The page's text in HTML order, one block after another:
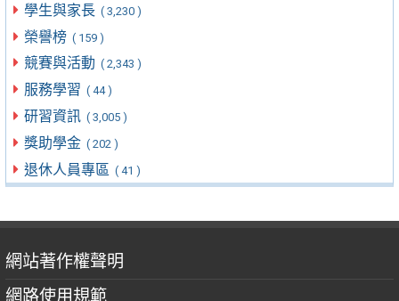
學生與家長 ( 3,230 )
榮譽榜 ( 159 )
競賽與活動 ( 2,343 )
服務學習 ( 44 )
研習資訊 ( 3,005 )
獎助學金 ( 202 )
退休人員專區 ( 41 )
網站著作權聲明
網路使用規範